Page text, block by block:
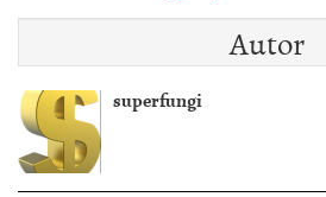
Autor
superfungi